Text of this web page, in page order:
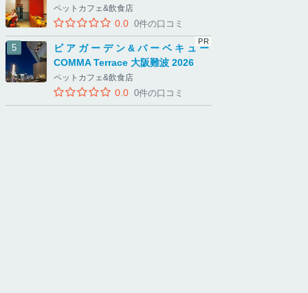
ペットカフェ&飲食店
0.0 0件の口コミ
ビアガーデン&バーベキュー
COMMA Terrace 大阪難波 2026
ペットカフェ&飲食店
0.0 0件の口コミ